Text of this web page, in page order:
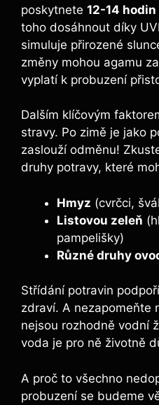
poskytnete 12-14
toho dosáhnout díky
simuluje přirozené
změny mohou agamu
vyplatí k probuzení
Dalším klíčovým
stravy. Po zimě je jako
zaslouží odměnu!
druhy potravy, které
Hmyz (cvrčci,
Listovou zeleň
pampelišky)
Různé druhy
Střídání potravin
zdraví. A nezapomeňte
nejsou rozhodně vodní
voda je pro ně životně
A proč to všechno
probuzení se budeme